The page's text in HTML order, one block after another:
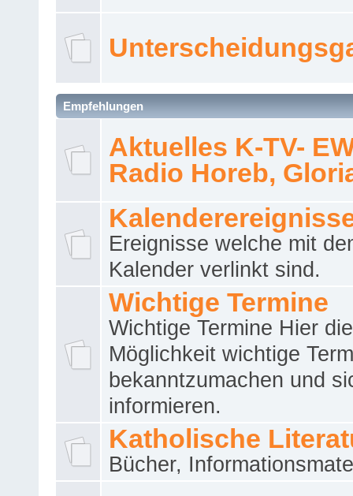
Empfehlungen
Aktuelles K-TV-
Radio Horeb,
Ereignisse welche mit
Kalender verlinkt sind.
Wichtige Termine
Wichtige Termine Hier die
Möglichkeit wichtige
bekanntzumachen und
informieren.
Katholische
Bücher,